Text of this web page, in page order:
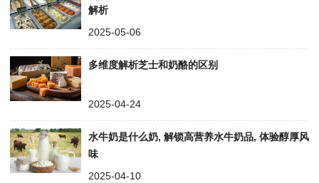
解析
2025-05-06
多维度解析芝士和奶酪的区别
2025-04-24
水牛奶是什么奶, 解锁高营养水牛奶品, 体验醇厚风
味
2025-04-10